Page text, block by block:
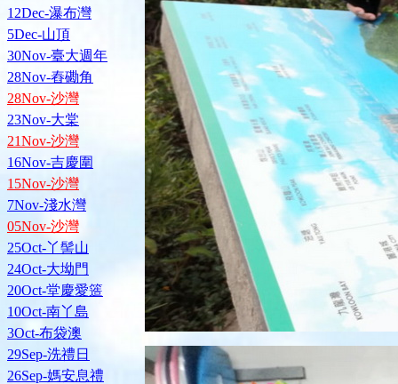
12Dec-瀑布灣
5Dec-山頂
30Nov-臺大週年
28Nov-舂磡角
28Nov-沙灣
23Nov-大棠
21Nov-沙灣
16Nov-吉慶圍
15Nov-沙灣
7Nov-淺水灣
05Nov-沙灣
25Oct-丫髻山
24Oct-大坳門
20Oct-堂慶愛簉
10Oct-南丫島
3Oct-布袋澳
29Sep-洗禮日
26Sep-媽安息禮